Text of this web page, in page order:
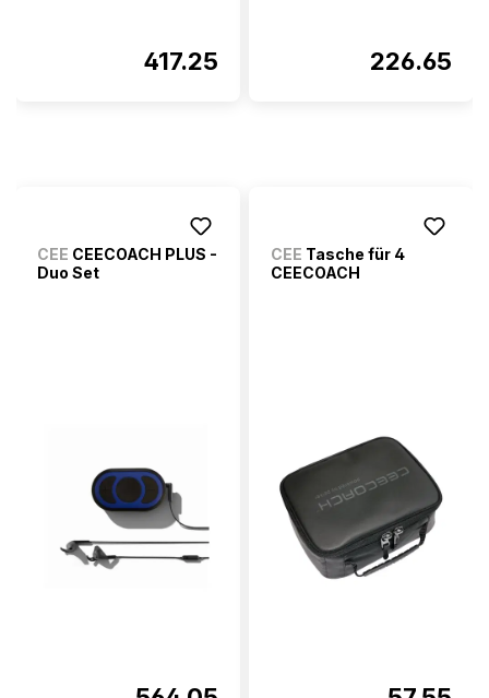
417.25 226.65
CEE CEECOACH PLUS -
Duo Set
CEE Tasche für 4
CEECOACH